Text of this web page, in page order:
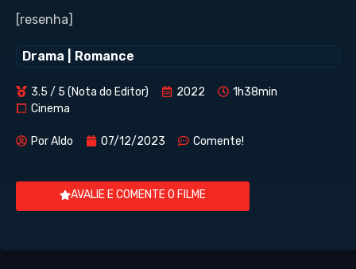
[resenha]
Drama Romance
3.5 / 5 (Nota do Editor) 2022
1h38min
Cinema
PorAldo 07/12/2023 Comente!
AVALIE E COMENTE O FILME